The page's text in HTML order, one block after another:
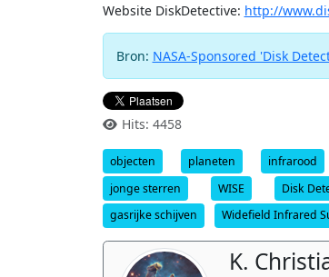
Website DiskDetective: http://
Bron: NASA-Sponsored 'Disk
Hits: 4458
objecten planeten infrarood
jonge sterren
WISE Disk
gasrijke schijven
Widefield Infrared
K.